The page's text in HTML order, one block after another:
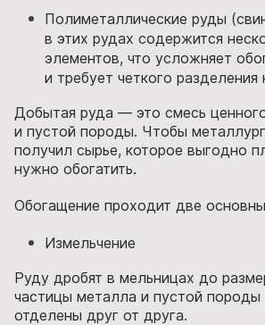
Полиметаллические руды
в этих рудах содержится
элементов, что усложняет
и требует четкого разделения
Добытая руда — это смесь
и пустой породы. Чтобы
получил сырье, которое выгодно
нужно обогатить.
Обогащение проходит две
Измельчение
Руду дробят в мельницах до
частицы металла и пустой породы
отделены друг от друга.